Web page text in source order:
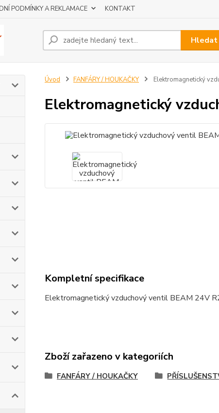
PODMÍNKY A REKLAMACE KONTAKT
Hledat
Úvod FANFÁRY / HOUKAČKY Elektromagnetický
Elektromagnetický
Kompletní specifikace
Elektromagnetický vzduchový ventil BEAM 24V
Zboží zařazeno v kategoriích
FANFÁRY / HOUKAČKY